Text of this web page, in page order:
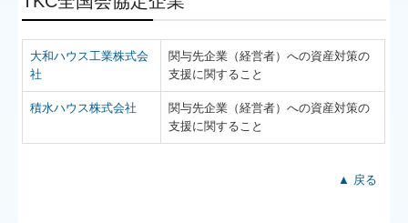
大和ハウス工業株式会
社
関与先企業（経営者）への資産対策の
支援に関すること
積水ハウス株式会社
関与先企業（経営者）への資産対策の
支援に関すること
▲ 戻る